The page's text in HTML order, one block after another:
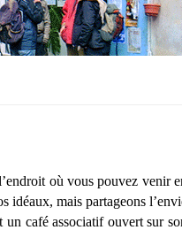
où vous pouvez venir
idéaux, mais partageons
café associatif ouvert sur